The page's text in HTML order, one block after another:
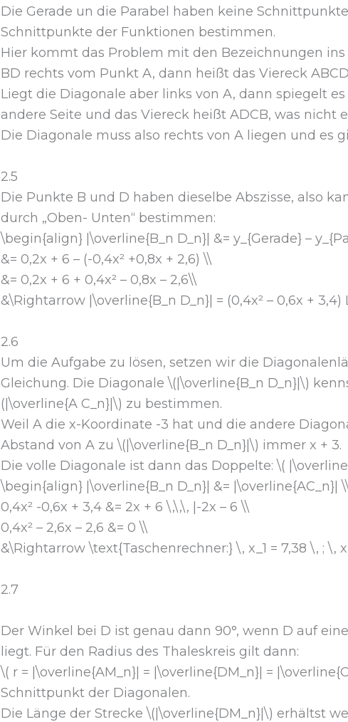
Die Gerade un die Parabel haben keine
Schnittpunkte der Funktionen bestimmen.
Hier kommt das Problem mit den Bezeichnungen ins
BD rechts vom Punkt A, dann heißt das Viereck
Liegt die Diagonale aber links von A, dann spiegelt
andere Seite und das Viereck heißt ADCB, was nicht
Die Diagonale muss also rechts von A liegen und es
2.5
Die Punkte B und D haben dieselbe Abszisse, also
durch „Oben- Unten“ bestimmen:
\begin{align} |\overline{B_n D_n}| &= y_{Gerade} –
&= 0,2x + 6 – (-0,4x² +0,8x + 2,6) \\
&= 0,2x + 6 + 0,4x² – 0,8x – 2,6\\
&\Rightarrow |\overline{B_n D_n}| = (0,4x² – 0,6x +
2.6
Um die Aufgabe zu lösen, setzen wir die
Gleichung. Die Diagonale \(|\overline{B_n D_n}|\)
(|\overline{A C_n}|\) zu bestimmen.
Weil A die x-Koordinate -3 hat und die andere
Abstand von A zu \(|\overline{B_n D_n}|\) immer x + 3.
Die volle Diagonale ist dann das Doppelte: \(
\begin{align} |\overline{B_n D_n}| &= |\overline{AC_n}|
0,4x² -0,6x + 3,4 &= 2x + 6 \,\,\, |-2x – 6 \\
0,4x² – 2,6x – 2,6 &= 0 \\
&\Rightarrow \text{Taschenrechner:} \, x_1 = 7,38 \, ; \,
2.7
Der Winkel bei D ist genau dann 90°, wenn D auf
liegt. Für den Radius des Thaleskreis gilt dann:
\( r = |\overline{AM_n}| = |\overline{DM_n}| =
Schnittpunkt der Diagonalen.
Die Länge der Strecke \(|\overline{DM_n}|\) erhältst